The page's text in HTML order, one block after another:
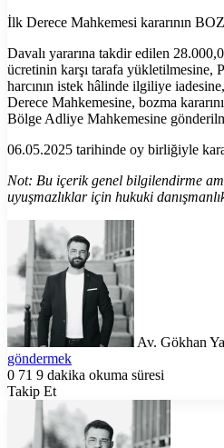
İlk Derece Mahkemesi kararının
Davalı yararına takdir edilen
ücretinin karşı tarafa yükletilmesine,
harcının istek hâlinde ilgiliye
Derece Mahkemesine, bozma
Bölge Adliye Mahkemesine
06.05.2025 tarihinde oy birliğiyle
Not: Bu içerik genel bilgilendirme
uyuşmazlıklar için hukuki
Av. Gökhan
göndermek
0 71 9 dakika okuma süresi
Takip Et